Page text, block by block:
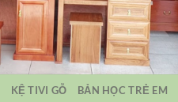
KỆ TIVI GỖ BẢN HỌC TRẺ EM